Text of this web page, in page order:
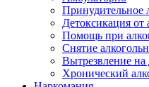
Принудительное
Детоксикация от
Помощь при
Снятие
Вытрезвление на
Хронический